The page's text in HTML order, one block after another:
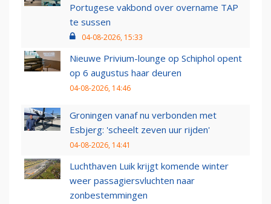
Portugese vakbond over overname TAP
te sussen
04-08-2026, 15:33
Nieuwe Privium-lounge op Schiphol opent
op 6 augustus haar deuren
04-08-2026, 14:46
Groningen vanaf nu verbonden met
Esbjerg: 'scheelt zeven uur rijden'
04-08-2026, 14:41
Luchthaven Luik krijgt komende winter
weer passagiersvluchten naar
zonbestemmingen